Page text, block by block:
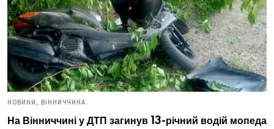
НОВИНИ, ВІННИЧЧИНА
На Вінниччині у ДТП загинув 13-річний водій мопеда